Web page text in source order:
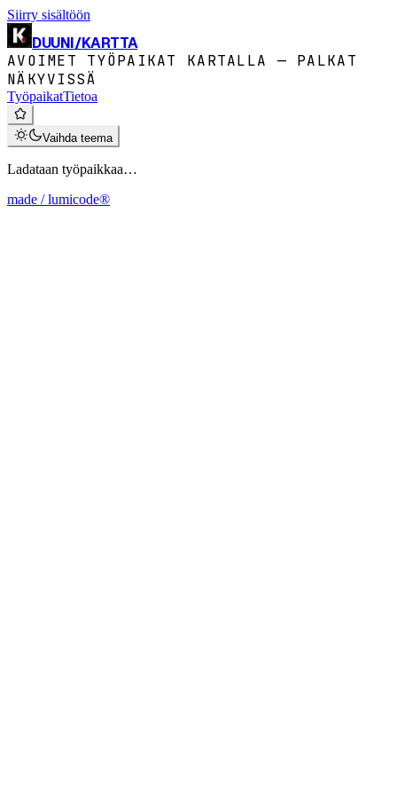
Siirry sisältöön
DUUNI/KARTTA
AVOIMET TYÖPAIKAT KARTALLA — PALKAT
NÄKYVISSÄ
TyöpaikatTietoa
Vaihda teema
Ladataan työpaikkaa…
made / lumicode®